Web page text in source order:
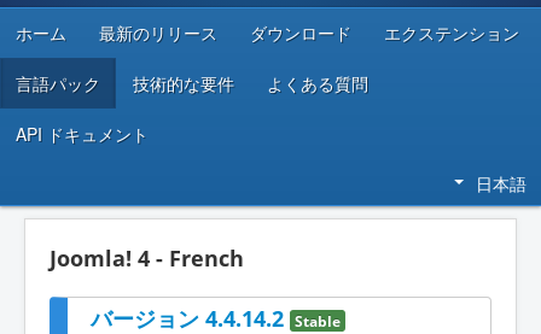
開発者向けリソース
ホーム 最新のリリース ダウンロード エクステンション
言語パック 技術的な要件 よくある質問
API ドキュメント
日本語
Joomla! 4 - French
バージョン 4.4.14.2 Stable